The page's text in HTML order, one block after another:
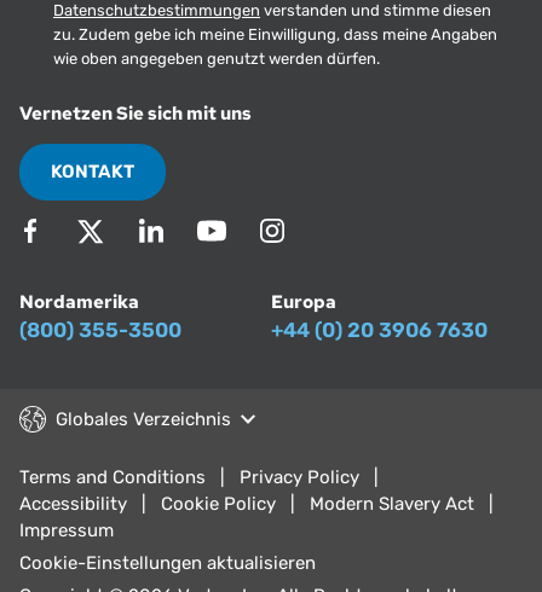
Datenschutzbestimmungen verstanden und stimme diesen
zu. Zudem gebe ich meine Einwilligung, dass meine Angaben
wie oben angegeben genutzt werden dürfen.
Vernetzen Sie sich mit uns
KONTAKT
Nordamerika
(800) 355-3500
Europa
+44 (0) 20 3906 7630
Globales Verzeichnis
Terms and Conditions
Privacy Policy
Accessibility
Cookie Policy
Modern Slavery Act
Impressum
Cookie-Einstellungen aktualisieren